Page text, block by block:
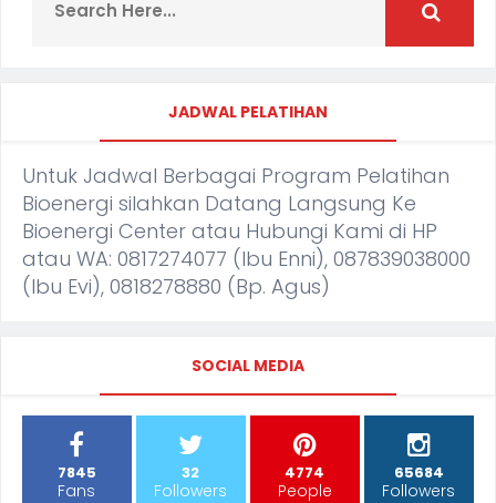
JADWAL PELATIHAN
Untuk Jadwal Berbagai Program Pelatihan
Bioenergi silahkan Datang Langsung Ke
Bioenergi Center atau Hubungi Kami di HP
atau WA: 0817274077 (Ibu Enni), 087839038000
(Ibu Evi), 0818278880 (Bp. Agus)
SOCIAL MEDIA
7845
Fans
32
Followers
4774
People
65684
Followers